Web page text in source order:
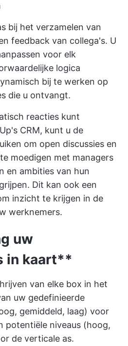
bij het verzamelen van
feedback van collega's. U
voor elk
logica
bij te werken op
die u ontvangt.
reacties kunt
CRM, kunt u de
om open discussies en
moedigen met managers
en ambities van hun
Dit kan ook een
inzicht te krijgen in de
werknemers.
uw
in kaart**
van elke box in het
uw gedefinieerde
gemiddeld, laag) voor
potentiële niveaus (hoog,
de verticale as.